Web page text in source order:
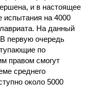
и в настоящее
испытания на 4000
На данный
первую очередь
по
правом смогут
среднего
около 5000